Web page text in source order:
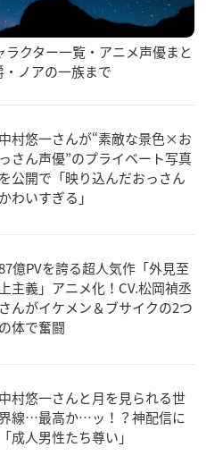
ラクター一覧・アニメ声優まと
ノアの一族まで
中村悠一さんが“素敵な景色×お
っさん声優”のプライベート写真
を公開で「映り込んだおっさん
かわいすぎる」
億PVを誇る超人気作「外見至
上主義」アニメ化！CV.松岡禎丞
さんがイケメン＆ブサイクの2つ
の体で奮闘
中村悠一さんと月を見られる世
界線…最高か…ッ！？神配信に
「成人男性たち尊い」